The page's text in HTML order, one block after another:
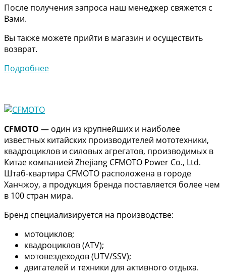
После получения запроса наш менеджер свяжется с
Вами.
Вы также можете прийти в магазин и осуществить
возврат.
Подробнее
CFMOTO — один из крупнейших и наиболее
известных китайских производителей мототехники,
квадроциклов и силовых агрегатов, производимых в
Китае компанией Zhejiang CFMOTO Power Co., Ltd.
Штаб-квартира CFMOTO расположена в городе
Ханчжоу, а продукция бренда поставляется более чем
в 100 стран мира.
Бренд специализируется на производстве:
мотоциклов;
квадроциклов (ATV);
мотовездеходов (UTV/SSV);
двигателей и техники для активного отдыха.